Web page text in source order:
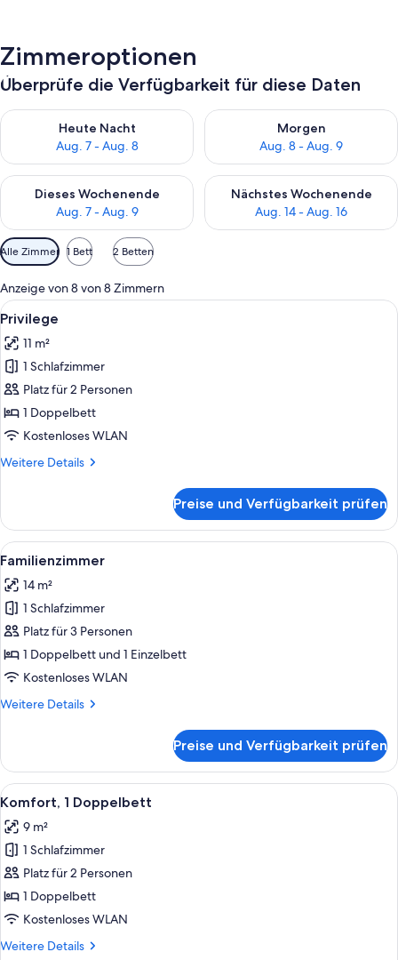
Zimmeroptionen
Überprüfe die Verfügbarkeit für diese Daten
Heute Nacht
Aug. 7 - Aug. 8
Überprüfe die Verfügbarkeit für heute Nacht, Aug. 7 - Aug. 8.
Morgen
Aug. 8 - Aug. 9
Überprüfe die Verfügbarkeit
Dieses Wochenende
Aug. 7 - Aug. 9
Überprüfe die Verfügbarkeit für dieses Wochenende, Aug. 7
Nächstes Wochenende
Aug. 14 - Aug. 16
Überprüfe die Verfügbarkeit
Verfügbare
Filter
für
Zimmer
Alle Zimmer 1 Bett 2 Betten
Anzeige von 8 von 8 Zimmern
Alle
Fotos
für
Privilege
anzeigen
Ein Hotelzimmer mit einem großen
11
Privilege
11 m²
1 Schlafzimmer
Platz für 2 Personen
1 Doppelbett
Kostenloses WLAN
Weitere Details
Weitere
Preise und Verfügbarkeit prüfen
Alle
Fotos
für
Familienzimmer
anzeigen
Ein Hotelzimmer mit zwei Betten,
11
Familienzimmer
14 m²
1 Schlafzimmer
Platz für 3 Personen
1 Doppelbett und 1 Einzelbett
Kostenloses WLAN
Weitere Details
Weitere
Preise und Verfügbarkeit prüfen
Alle
Fotos
für
Komfort,
1 Doppelbett
anzeigen
Ein Hotelzimmer mit Bett,
7
Komfort, 1 Doppelbett
9 m²
1 Schlafzimmer
Platz für 2 Personen
1 Doppelbett
Kostenloses WLAN
Weitere Details
Weitere